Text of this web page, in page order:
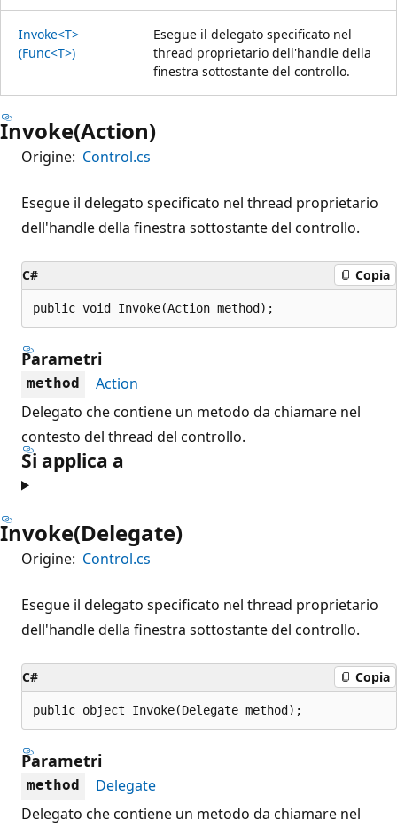
Invoke<T>
(Func<T>)
Esegue il delegato specificato nel
thread proprietario dell'handle della
finestra sottostante del controllo.
Invoke(Action)
Origine: Control.cs
Esegue il delegato specificato nel thread proprietario
dell'handle della finestra sottostante del controllo.
C# Copia
public void Invoke(Action method);
Parametri
method
Action
Delegato che contiene un metodo da chiamare nel
contesto del thread del controllo.
Si applica a
Invoke(Delegate)
Origine: Control.cs
Esegue il delegato specificato nel thread proprietario
dell'handle della finestra sottostante del controllo.
C# Copia
public object Invoke(Delegate method);
Parametri
method
Delegate
Delegato che contiene un metodo da chiamare nel